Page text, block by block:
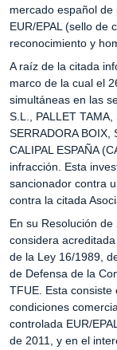
mercado español
EUR/EPAL (sello de
reconocimiento y
A raíz de la citada
marco de la cual el
simultáneas en las
S.L., PALLET TAMA,
SERRADORA BOIX,
CALIPAL ESPAÑA
infracción. Esta
sancionador contra
contra la citada
En su Resolución
considera
de la Ley 16/1989,
de Defensa de la
TFUE. Esta
condiciones
controlada EUR/
de 2011, y en el